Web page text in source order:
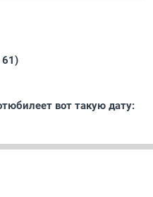
61)
вот такую дату: